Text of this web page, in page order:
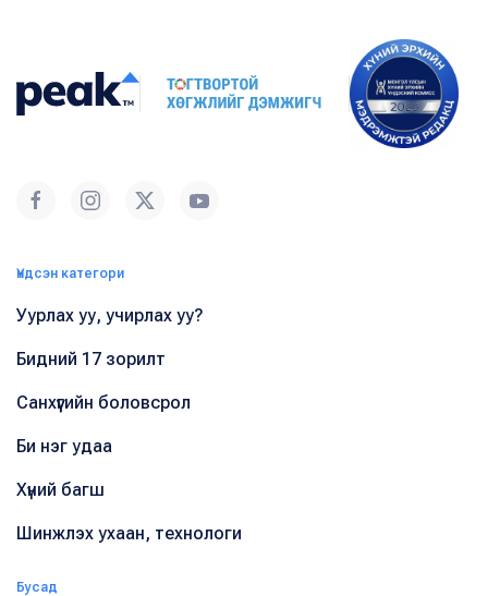
Үндсэн категори
Уурлах уу, учирлах уу?
Бидний 17 зорилт
Санхүүгийн боловсрол
Би нэг удаа
Хүний багш
Шинжлэх ухаан, технологи
Бусад